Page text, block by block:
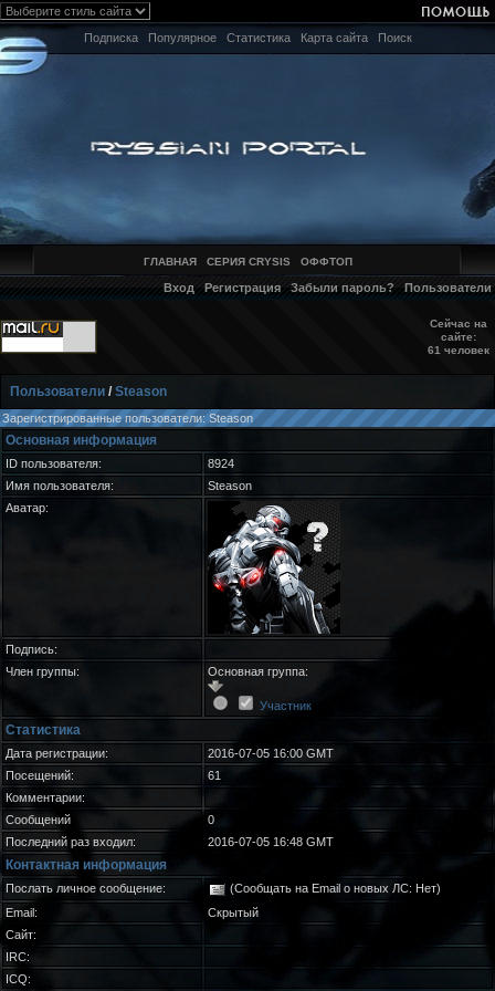
Подписка Популярное Статистика Карта сайта Поиск
ГЛАВНАЯ СЕРИЯ CRYSIS ОФФТОП
Вход Регистрация Забыли пароль? Пользователи
Сейчас на
сайте:
61 человек
Пользователи /Steason
Зарегистрированные пользователи: Steason
Основная информация
ID пользователя:
8924
Имя пользователя:
Steason
Аватар:
Подпись:
Член группы:
Основная группа:
Участник
Статистика
Дата регистрации:
2016-07-05 16:00 GMT
Посещений:
61
Комментарии:
Сообщений
0
Последний раз входил:
2016-07-05 16:48 GMT
Контактная информация
Послать личное сообщение:
(Сообщать на Email о новых ЛС: Нет)
Email:
Скрытый
Сайт:
IRC:
ICQ: